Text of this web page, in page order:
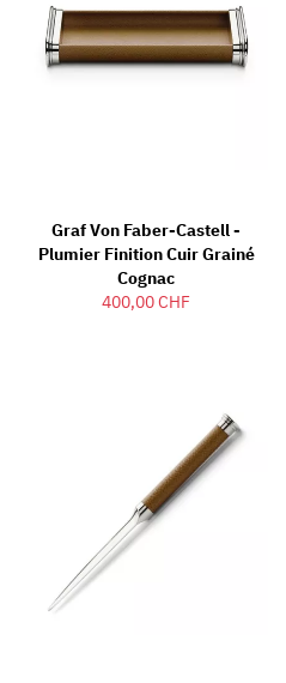
Graf Von Faber-Castell -
Plumier Finition Cuir Grainé
Cognac
400,00 CHF